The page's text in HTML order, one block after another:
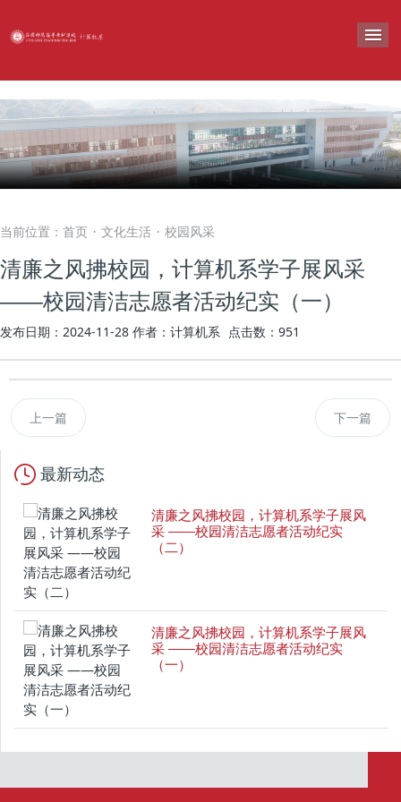
当前位置： 首页 · 文化生活 · 校园风采
清廉之风拂校园，计算机系学子展风采
——校园清洁志愿者活动纪实（一）
发布日期：2024-11-28 作者：计算机系 点击数： 951
上一篇 下一篇
最新动态
清廉之风拂校园，计算机系学子展风
采 ——校园清洁志愿者活动纪实
（二）
清廉之风拂校园，计算机系学子展风
采 ——校园清洁志愿者活动纪实
（一）